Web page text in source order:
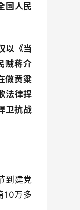
国人民
以《当
贼蒋介
做黄粱
法律捍
卫抗战
到建党
10万多